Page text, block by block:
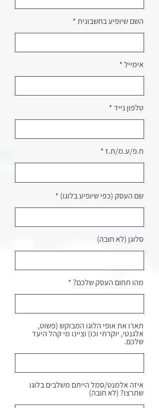
השם שיופיע בחשבונית
אימייל
טלפון נייד
ח.פ/ע.מ/ת.ז
שם העסק (כפי שיופיע בלוגו)
סלוגן (לא חובה)
מהו תחום העסק שלכם?
תארו את אופי הלוגו המבוקש (פשוט,
אלגנטי, יוקרתי וכו) וציינו מי קהל היעד
שלכם.
איזה אלמנט/סמל הייתם משלבים בלוגו
שתרצו? (לא חובה)